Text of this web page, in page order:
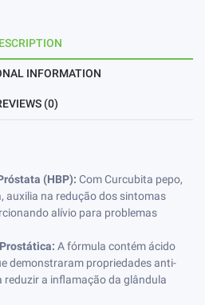
INFORMATION
(0)
(HBP): Com Curcubita pepo,
auxilia na redução dos sintomas
alívio para problemas
A fórmula contém ácido
demonstraram propriedades anti-
a inflamação da glândula